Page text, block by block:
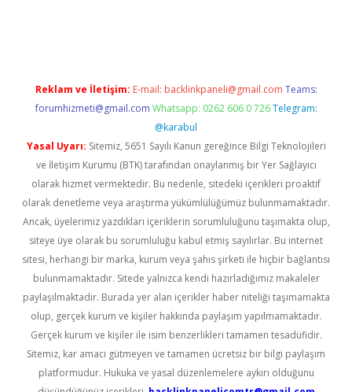
Reklam ve İletişim: E-mail: backlinkpaneli@gmail.com Teams:
forumhizmeti@gmail.com Whatsapp: 0262 606 0 726 Telegram:
@karabul
Yasal Uyarı: Sitemiz, 5651 Sayılı Kanun gereğince Bilgi Teknolojileri
ve İletişim Kurumu (BTK) tarafından onaylanmış bir Yer Sağlayıcı
olarak hizmet vermektedir. Bu nedenle, sitedeki içerikleri proaktif
olarak denetleme veya araştırma yükümlülüğümüz bulunmamaktadır.
Ancak, üyelerimiz yazdıkları içeriklerin sorumluluğunu taşımakta olup,
siteye üye olarak bu sorumluluğu kabul etmiş sayılırlar. Bu internet
sitesi, herhangi bir marka, kurum veya şahıs şirketi ile hiçbir bağlantısı
bulunmamaktadır. Sitede yalnızca kendi hazırladığımız makaleler
paylaşılmaktadır. Burada yer alan içerikler haber niteliği taşımamakta
olup, gerçek kurum ve kişiler hakkında paylaşım yapılmamaktadır.
Gerçek kurum ve kişiler ile isim benzerlikleri tamamen tesadüfidir.
Sitemiz, kar amacı gütmeyen ve tamamen ücretsiz bir bilgi paylaşım
platformudur. Hukuka ve yasal düzenlemelere aykırı olduğunu